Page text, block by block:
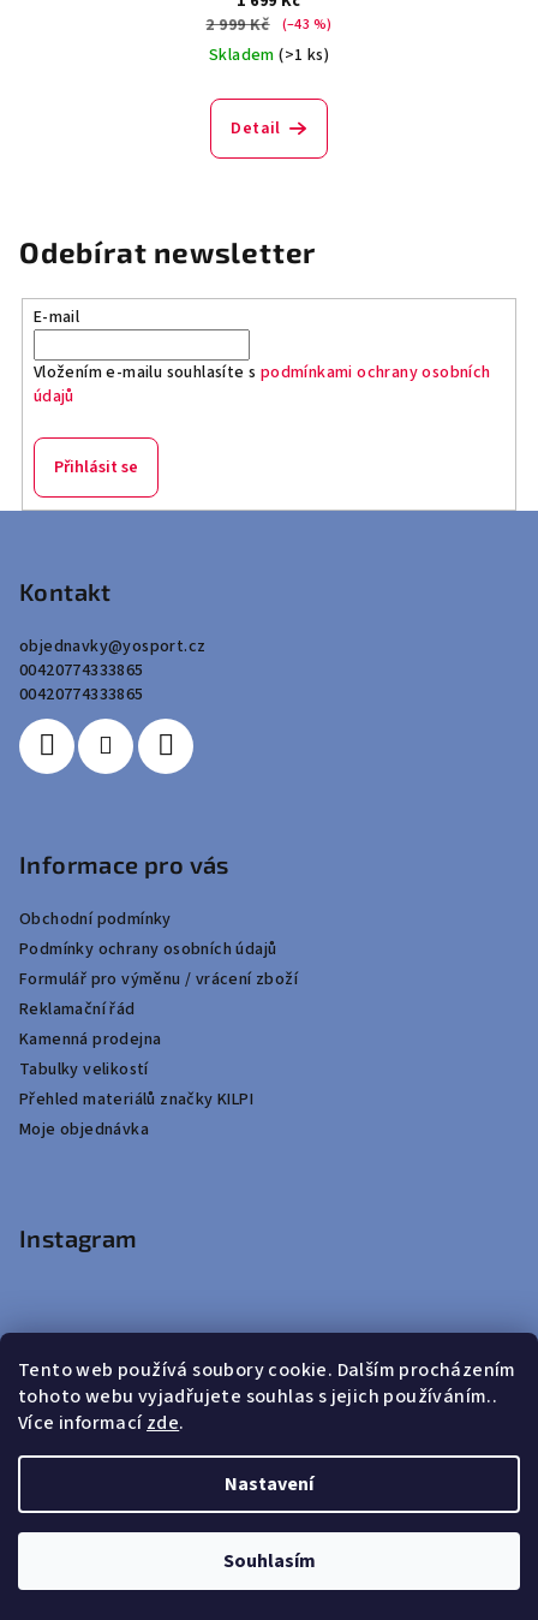
Tento web používá soubory cookie. Dalším procházením
tohoto webu vyjadřujete souhlas s jejich používáním..
Více informacízde.
Nastavení
Souhlasím
2 999 Kč
(–43 %)
Skladem(>1 ks)
Detail
Odebírat newsletter
E-mail
Vložením e-mailu souhlasíte s podmínkami ochrany osobních
údajů
Přihlásit se
Kontakt
objednavky@yosport.cz
00420774333865
00420774333865
Informace pro vás
Obchodní podmínky
Podmínky ochrany osobních údajů
Formulář pro výměnu / vrácení zboží
Reklamační řád
Kamenná prodejna
Tabulky velikostí
Přehled materiálů značky KILPI
Moje objednávka
Instagram